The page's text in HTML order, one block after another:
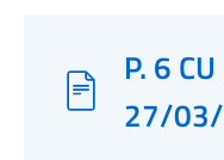
P. 6
27/